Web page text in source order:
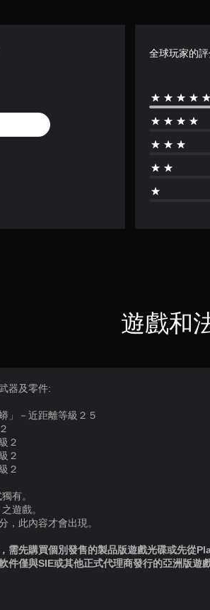
全球玩家的
遊戲和
器及零件:
」－近距離等級２５
２
２
２
有。
遊戲。
，此內容才會出現。
需先購買個別發售的製品版遊戲光碟或先從
件僅與SIE或其他正式代理商發行的亞洲版